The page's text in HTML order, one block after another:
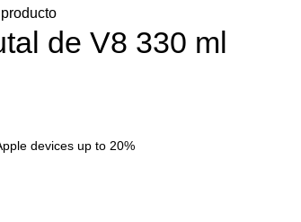
de V8 330 ml
devices up to 20%